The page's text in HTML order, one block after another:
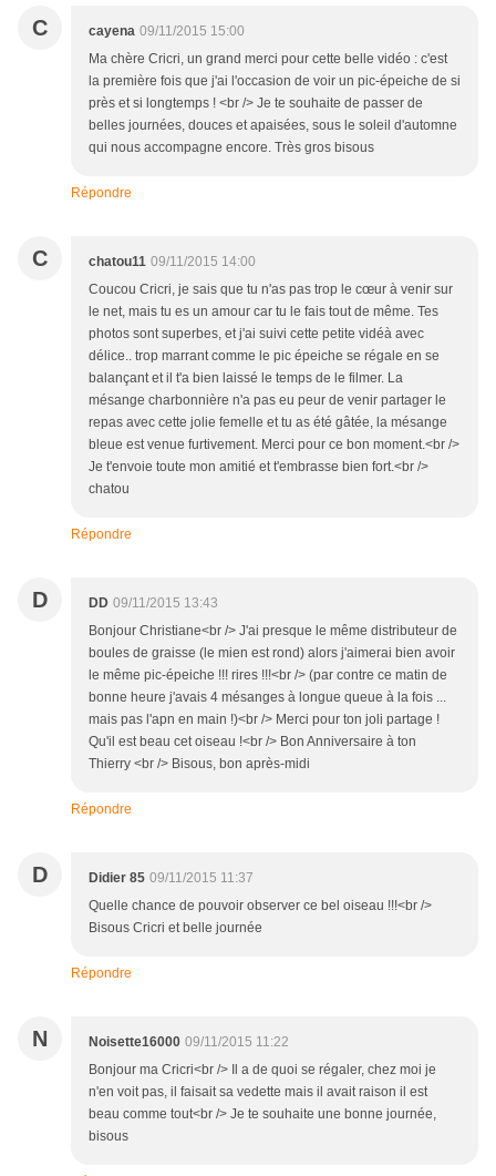
C cayena 09/11/2015 15:00
Ma chère Cricri, un grand merci pour cette belle vidéo : c'est
la première fois que j'ai l'occasion de voir un pic-épeiche de si
près et si longtemps ! <br /> Je te souhaite de passer de
belles journées, douces et apaisées, sous le soleil d'automne
qui nous accompagne encore. Très gros bisous
Répondre
C chatou11 09/11/2015 14:00
Coucou Cricri, je sais que tu n'as pas trop le cœur à venir sur
le net, mais tu es un amour car tu le fais tout de même. Tes
photos sont superbes, et j'ai suivi cette petite vidéà avec
délice.. trop marrant comme le pic épeiche se régale en se
balançant et il t'a bien laissé le temps de le filmer. La
mésange charbonnière n'a pas eu peur de venir partager le
repas avec cette jolie femelle et tu as été gâtée, la mésange
bleue est venue furtivement. Merci pour ce bon moment.<br />
Je t'envoie toute mon amitié et t'embrasse bien fort.<br />
chatou
Répondre
D DD 09/11/2015 13:43
Bonjour Christiane<br /> J'ai presque le même distributeur de
boules de graisse (le mien est rond) alors j'aimerai bien avoir
le même pic-épeiche !!! rires !!!<br /> (par contre ce matin de
bonne heure j'avais 4 mésanges à longue queue à la fois ...
mais pas l'apn en main !)<br /> Merci pour ton joli partage !
Qu'il est beau cet oiseau !<br /> Bon Anniversaire à ton
Thierry <br /> Bisous, bon après-midi
Répondre
D Didier 85 09/11/2015 11:37
Quelle chance de pouvoir observer ce bel oiseau !!!<br />
Bisous Cricri et belle journée
Répondre
N Noisette16000 09/11/2015 11:22
Bonjour ma Cricri<br /> Il a de quoi se régaler, chez moi je
n'en voit pas, il faisait sa vedette mais il avait raison il est
beau comme tout<br /> Je te souhaite une bonne journée,
bisous